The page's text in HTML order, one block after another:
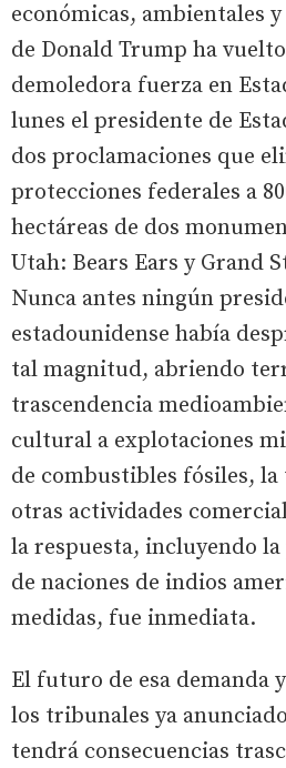
económicas, ambientales
de Donald Trump ha
demoledora fuerza en
lunes el presidente de
dos proclamaciones que
protecciones federales a
hectáreas de dos
Utah: Bears Ears y Grand
Nunca antes ningún
estadounidense había
tal magnitud, abriendo
trascendencia
cultural a explotaciones
de combustibles fósiles, la
otras actividades
la respuesta, incluyendo
de naciones de indios
medidas, fue inmediata.
El futuro de esa demanda
los tribunales ya
tendrá consecuencias